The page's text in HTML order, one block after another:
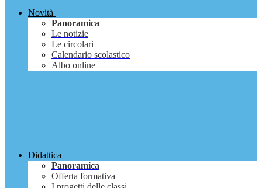
Novità
Panoramica
Le notizie
Le circolari
Calendario scolastico
Albo online
Didattica
Panoramica
Offerta formativa